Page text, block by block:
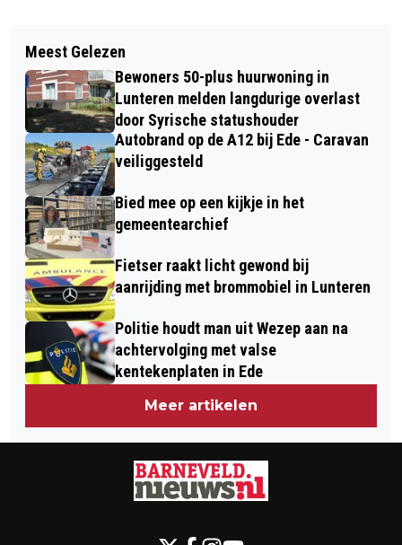
DE DRIE WINNAARS VAN DE LOKALE
VOORRONDES VAN DE NATIONALE
VOORLEESWEDSTRIJD ZIJN BEKEND!
EERSTE GELDERS REGENBOOG
STEMBUSAKKOORD GESLOTEN IN EDE
Meest Gelezen
Bewoners 50-plus huurwoning in
Lunteren melden langdurige overlast
door Syrische statushouder
Autobrand op de A12 bij Ede - Caravan
veiliggesteld
Bied mee op een kijkje in het
gemeentearchief
Fietser raakt licht gewond bij
aanrijding met brommobiel in Lunteren
Politie houdt man uit Wezep aan na
achtervolging met valse
kentekenplaten in Ede
Meer artikelen